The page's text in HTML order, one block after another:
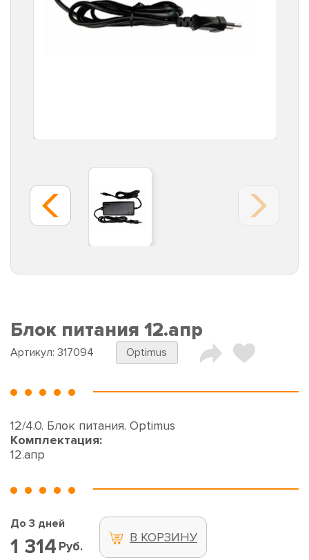
Блок питания 12.апр
Артикул: 317094 Optimus
12/4.0. Блок питания. Optimus
Комплектация:
12.апр
До 3 дней
1 314 Руб.
В КОРЗИНУ